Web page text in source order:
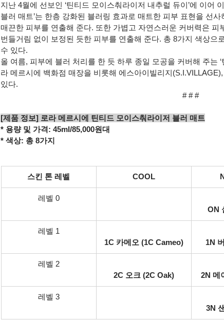
지난 4월에 선보인 ‘틴티드 모이스춰라이저 내추럴 듀이’에 이어
블러 매트’는 한층 강화된 블러링 효과로 매트한 피부 표현을 선
매끈한 피부를 연출해 준다. 또한 가볍고 자연스러운 커버력은 피
번들거림 없이 보정된 듯한 피부를 연출해 준다. 총 8가지 색상
수 있다.
올 여름, 피부에 블러 처리를 한 듯 하루 종일 모공을 커버해 주는
라 메르시에 백화점 매장을 비롯해 에스아이빌리지
있다.
# # #
[제품 정보] 로라 메르시에 틴티드 모이스춰라이저 블러 매트
* 용량 및 가격: 45ml/85,000원대
* 색상: 총 8가지
스킨 톤 레벨 COOL
레벨 0
ON
레벨 1
1C 카메오 (1C Cameo)
1N
레벨 2
2C 오크 (2C Oak)
2N 메
레벨 3
3N